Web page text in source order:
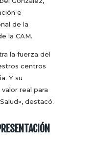
e
de la
la CAM.
la fuerza del
centros
Y su
real para
destacó.